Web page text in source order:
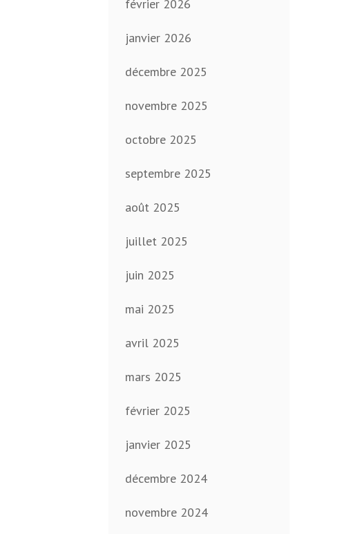
février 2026
janvier 2026
décembre 2025
novembre 2025
octobre 2025
septembre 2025
août 2025
juillet 2025
juin 2025
mai 2025
avril 2025
mars 2025
février 2025
janvier 2025
décembre 2024
novembre 2024